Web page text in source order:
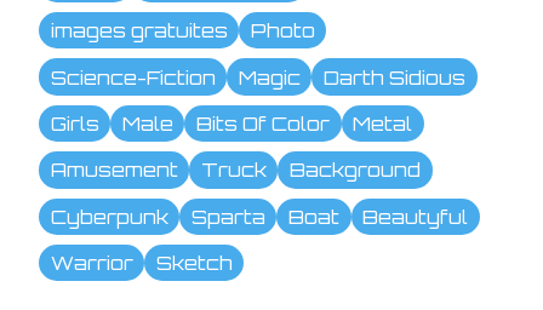
images gratuites
Photo
Science-Fiction
Magic
Darth Sidious
Girls
Male Bits Of Color
Metal
Amusement
Truck
Background
Cyberpunk
Sparta Boat
Beautyful
Warrior
Sketch